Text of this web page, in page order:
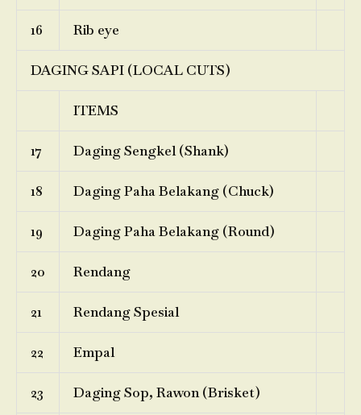
16 Rib eye
DAGING SAPI (LOCAL CUTS)
ITEMS
17 Daging Sengkel (Shank)
18 Daging Paha Belakang (Chuck)
19 Daging Paha Belakang (Round)
20 Rendang
21 Rendang Spesial
22 Empal
23 Daging Sop, Rawon (Brisket)